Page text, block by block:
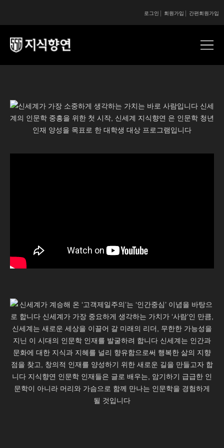
간편회원가입
회원가입
로그인